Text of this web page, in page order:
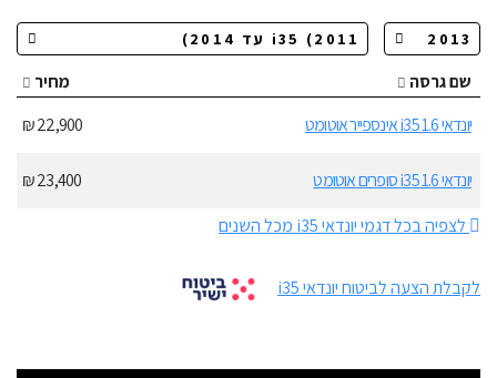
שם גרסה
מחיר
יונדאי i35 1.6 אינספייר אוטומט
22,900 ₪
יונדאי i35 1.6 סופרים אוטומט
23,400 ₪
לצפיה בכל דגמי יונדאי i35 מכל השנים
לקבלת הצעה לביטוח יונדאי i35